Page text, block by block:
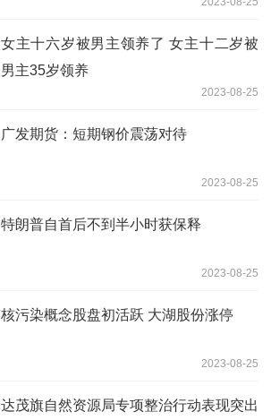
女主十六岁被男主领养了 女主十二岁被
男主35岁领养
2023-08-25
广发期货：短期钢价震荡对待
2023-08-25
特朗普自首后不到半小时获保释
2023-08-25
核污染概念股盘初活跃 大湖股份涨停
2023-08-25
达茂旗自然资源局专项整治行动表现突出